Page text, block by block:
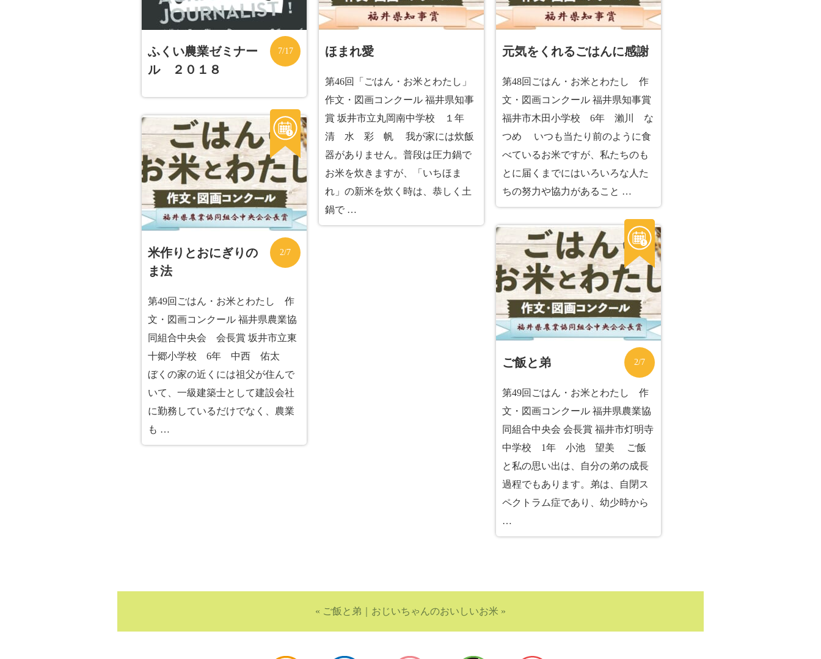
ふくい農業ゼミナー
ル ２０１８
7/17 ほまれ愛
第46回「ごはん・お米とわたし」
作文・図画コンクール 福井県知事
賞 坂井市立丸岡南中学校 １年
清 水 彩 帆 我が家には炊飯
器がありません。普段は圧力鍋で
お米を炊きますが、「いちほま
れ」の新米を炊く時は、恭しく土
鍋で …
元気をくれるごはんに感謝
第48回ごはん・お米とわたし 作
文・図画コンクール 福井県知事賞
福井市木田小学校 6年 瀨川 な
つめ いつも当たり前のように食
べているお米ですが、私たちのも
とに届くまでにはいろいろな人た
ちの努力や協力があること …
米作りとおにぎりの
ま法
第49回ごはん・お米とわたし 作
文・図画コンクール 福井県農業協
同組合中央会 会長賞 坂井市立東
十郷小学校 6年 中西 佑太
ぼくの家の近くには祖父が住んで
いて、一級建築士として建設会社
に勤務しているだけでなく、農業
も …
2/7
ご飯と弟
第49回ごはん・お米とわたし 作
文・図画コンクール 福井県農業協
同組合中央会 会長賞 福井市灯明寺
中学校 1年 小池 望美 ご飯
と私の思い出は、自分の弟の成長
過程でもあります。弟は、自閉ス
ペクトラム症であり、幼少時から
…
2/7
« ご飯と弟 おじいちゃんのおいしいお米 »